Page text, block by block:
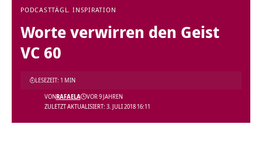
PODCASTTÄGL. INSPIRATION
Worte verwirren den Geist
VC 60
ZULETZT AKTUALISIERT: 3. JULI 2018 16:11
VONRAFAELA VOR 9 JAHREN
LESEZEIT: 1 MIN